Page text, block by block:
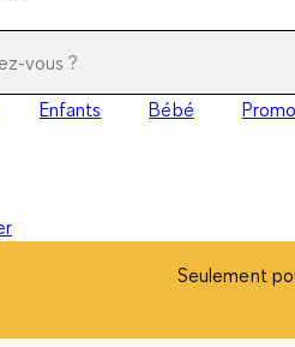
Enfants Bébé Promo
Seulement